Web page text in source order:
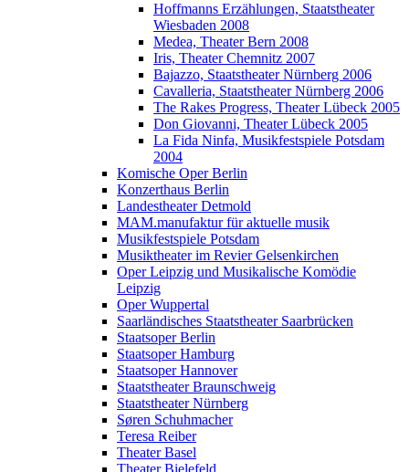
Hoffmanns Erzählungen, Staatstheater
Wiesbaden 2008
Medea, Theater Bern 2008
Iris, Theater Chemnitz 2007
Bajazzo, Staatstheater Nürnberg 2006
Cavalleria, Staatstheater Nürnberg 2006
The Rakes Progress, Theater Lübeck 2005
Don Giovanni, Theater Lübeck 2005
La Fida Ninfa, Musikfestspiele Potsdam
2004
Komische Oper Berlin
Konzerthaus Berlin
Landestheater Detmold
MAM.manufaktur für aktuelle musik
Musikfestspiele Potsdam
Musiktheater im Revier Gelsenkirchen
Oper Leipzig und Musikalische Komödie
Leipzig
Oper Wuppertal
Saarländisches Staatstheater Saarbrücken
Staatsoper Berlin
Staatsoper Hamburg
Staatsoper Hannover
Staatstheater Braunschweig
Staatstheater Nürnberg
Søren Schuhmacher
Teresa Reiber
Theater Basel
Theater Bielefeld